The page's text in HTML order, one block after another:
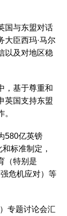
国与东盟对话
大臣西玛·马尔
以及对地区稳
，基于尊重和
英国支持东盟
580亿英镑
标准制定，
（特别是
危机应对）等
专题讨论会汇